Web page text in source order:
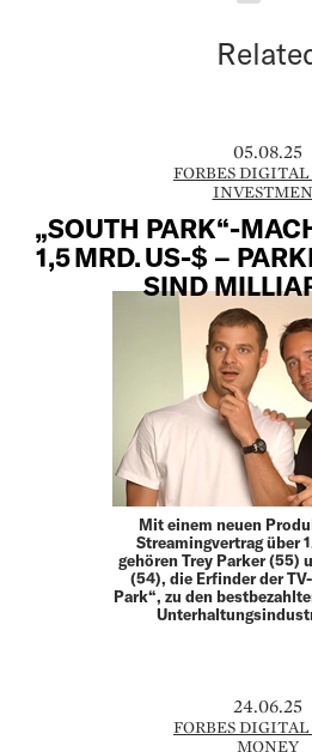
05.08.25
FORBES
„SOUTH PARK“-
1,5 MRD. US-$ –
SIND
Mit einem neuen
Streamingvertrag über
gehören Trey Parker (55)
(54), die Erfinder der
Park“, zu den
24.06.25
FORBES
MONEY